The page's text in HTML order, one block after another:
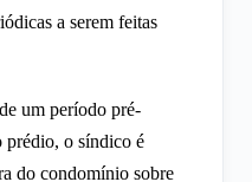
a serem feitas
um período pré-
prédio, o síndico é
do condomínio sobre